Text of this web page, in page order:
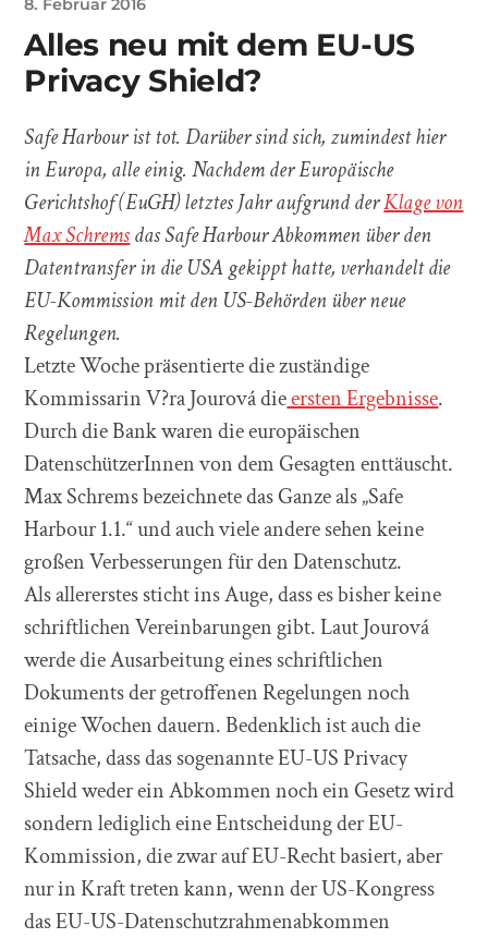
8. Februar 2016
Alles neu mit dem EU-US
Privacy Shield?
Safe Harbour ist tot. Darüber sind sich, zumindest hier
in Europa, alle einig. Nachdem der Europäische
Gerichtshof (EuGH) letztes Jahr aufgrund derKlage von
Max Schremsdas Safe Harbour Abkommen über den
Datentransfer in die USA gekippt hatte, verhandelt die
EU-Kommission mit den US-Behörden über neue
Regelungen.
Letzte Woche präsentierte die zuständige
Kommissarin V?ra Jourová dieersten Ergebnisse.
Durch die Bank waren die europäischen
DatenschützerInnen von dem Gesagten enttäuscht.
Max Schrems bezeichnete das Ganze als „Safe
Harbour 1.1.“ und auch viele andere sehen keine
großen Verbesserungen für den Datenschutz.
Als allererstes sticht ins Auge, dass es bisher keine
schriftlichen Vereinbarungen gibt. Laut Jourová
werde die Ausarbeitung eines schriftlichen
Dokuments der getroffenen Regelungen noch
einige Wochen dauern. Bedenklich ist auch die
Tatsache, dass das sogenannte EU-US Privacy
Shield weder ein Abkommen noch ein Gesetz wird
sondern lediglich eine Entscheidung der EU-
Kommission, die zwar auf EU-Recht basiert, aber
nur in Kraft treten kann, wenn der US-Kongress
das EU-US-Datenschutzrahmenabkommen